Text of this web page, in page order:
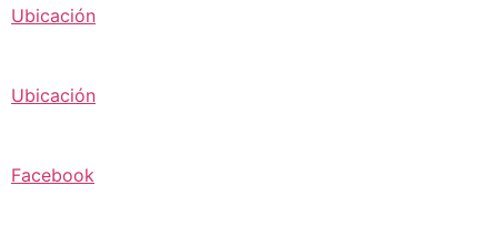
Ubicación
Ubicación
Facebook